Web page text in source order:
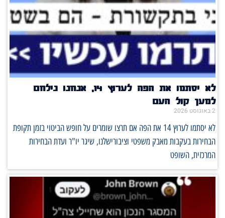
לא יסתמו את הפה לערוץ 14, אנחנו נילחם
למען קול העם
2 באוגוסט 2026
לא יסתמו לערוץ 14 את הפה אם תרצו שומרים על חופש הביטוי בזמן תקופת
הבחירות בעקבות מאבק משפטי וציבורישלנו, שיגר יו"ר ועדת הבחירות
המרכזית, השופט